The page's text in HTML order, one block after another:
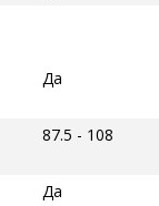
Да
87.5 - 108
Да